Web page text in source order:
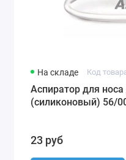
На складе Код
Аспиратор для
(силиконовый) 56/
23 руб